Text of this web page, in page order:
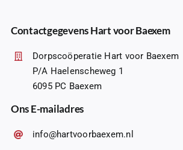
Contactgegevens Hart voor Baexem
Dorpscoöperatie Hart voor Baexem
P/A Haelenscheweg 1
6095 PC Baexem
Ons E-mailadres
info@hartvoorbaexem.nl